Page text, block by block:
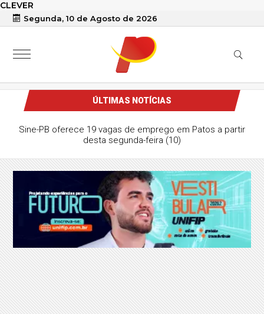
CLEVER
Segunda, 10 de Agosto de 2026
ÚLTIMAS NOTÍCIAS
Sine-PB oferece 19 vagas de emprego em Patos a partir
desta segunda-feira (10)